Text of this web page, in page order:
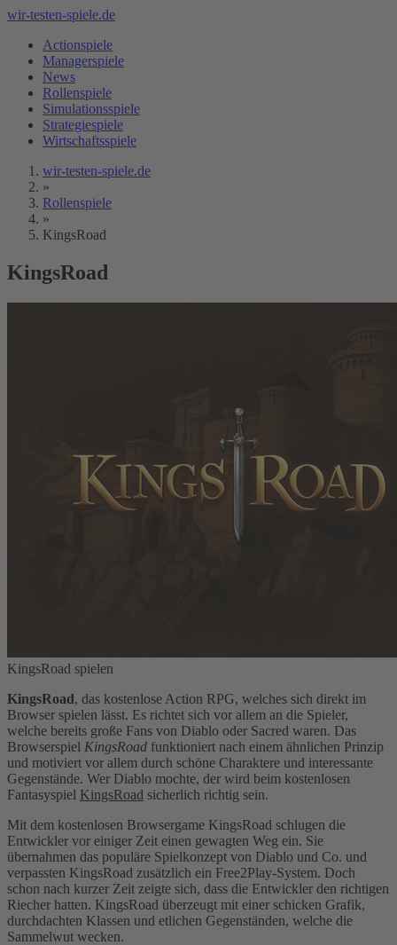
wir-testen-spiele.de
Actionspiele
Managerspiele
News
Rollenspiele
Simulationsspiele
Strategiespiele
Wirtschaftsspiele
wir-testen-spiele.de
»
Rollenspiele
»
KingsRoad
KingsRoad
KingsRoad spielen
KingsRoad, das kostenlose Action RPG, welches sich direkt im
Browser spielen lässt. Es richtet sich vor allem an die Spieler,
welche bereits große Fans von Diablo oder Sacred waren. Das
Browserspiel KingsRoad funktioniert nach einem ähnlichen Prinzip
und motiviert vor allem durch schöne Charaktere und interessante
Gegenstände. Wer Diablo mochte, der wird beim kostenlosen
Fantasyspiel KingsRoad sicherlich richtig sein.
Mit dem kostenlosen Browsergame KingsRoad schlugen die
Entwickler vor einiger Zeit einen gewagten Weg ein. Sie
übernahmen das populäre Spielkonzept von Diablo und Co. und
verpassten KingsRoad zusätzlich ein Free2Play-System. Doch
schon nach kurzer Zeit zeigte sich, dass die Entwickler den richtigen
Riecher hatten. KingsRoad überzeugt mit einer schicken Grafik,
durchdachten Klassen und etlichen Gegenständen, welche die
Sammelwut wecken.